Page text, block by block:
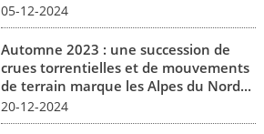
05-12-2024
Automne 2023 : une succession de
crues torrentielles et de mouvements
de terrain marque les Alpes du Nord...
20-12-2024